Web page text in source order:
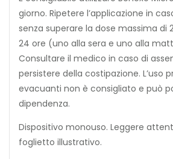
giorno. Ripetere l’applicazione in
senza superare la dose massima di
24 ore (uno alla sera e uno alla
Consultare il medico in caso di
persistere della costipazione. L’uso
evacuanti non è consigliato e può
dipendenza.
Dispositivo monouso. Leggere
foglietto illustrativo.